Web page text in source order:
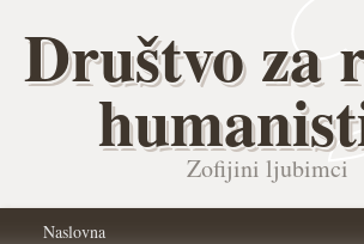
Društvo za
Zofijini ljubimci
Naslovna